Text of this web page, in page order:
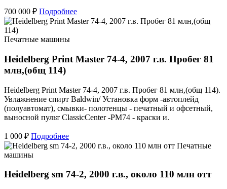
700 000 ₽ Подробнее
Печатные машины
Heidelberg Print Master 74-4, 2007 г.в. Пробег 81
млн,(общ 114)
Heidelberg Print Master 74-4, 2007 г.в. Пробег 81 млн,(общ 114).
Увлажнение спирт Baldwin/ Установка форм -автоплейд
(полуавтомат), смывки- полотенцы - печатный и офсетный,
выносной пульт ClassicCenter -PM74 - краски и.
1 000 ₽ Подробнее
Печатные
машины
Heidelberg sm 74-2, 2000 г.в., около 110 млн отт